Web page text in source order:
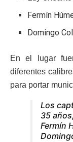
Fermín
Domingo
En el lugar
diferentes
para portar
Los
35
Fermín